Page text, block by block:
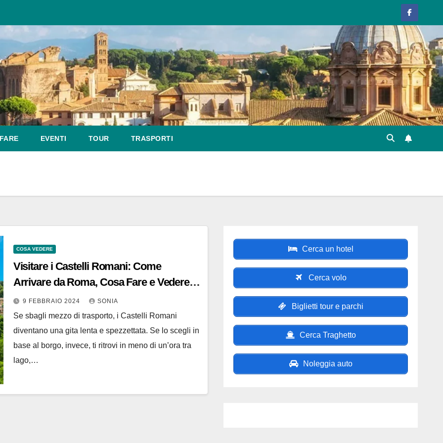
EVENTI TOUR TRASPORTI
COSA VEDERE
Visitare i Castelli Romani: Come
Arrivare da Roma, Cosa Fare e Vedere,
Dove Alloggiare e Mangiare
9 FEBBRAIO 2024 SONIA
Se sbagli mezzo di trasporto, i Castelli Romani
diventano una gita lenta e spezzettata. Se lo scegli in
base al borgo, invece, ti ritrovi in meno di un’ora tra
lago,…
Cerca un hotel
Cerca volo
Biglietti tour e parchi
Cerca Traghetto
Noleggia auto